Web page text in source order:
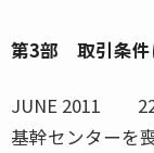
第3部 取引条件
JUNE 2011 22
基幹センターを